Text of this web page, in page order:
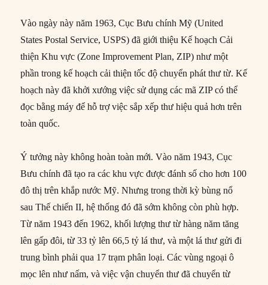
Vào ngày này năm 1963, Cục Bưu chính Mỹ (United
States Postal Service, USPS) đã giới thiệu Kế hoạch Cải
thiện Khu vực (Zone Improvement Plan, ZIP) như một
phần trong kế hoạch cải thiện tốc độ chuyển phát thư từ. Kế
hoạch này đã khởi xướng việc sử dụng các mã ZIP có thể
đọc bằng máy để hỗ trợ việc sắp xếp thư hiệu quả hơn trên
toàn quốc.
Ý tưởng này không hoàn toàn mới. Vào năm 1943, Cục
Bưu chính đã tạo ra các khu vực được đánh số cho hơn 100
đô thị trên khắp nước Mỹ. Nhưng trong thời kỳ bùng nổ
sau Thế chiến II, hệ thống đó đã sớm không còn phù hợp.
Từ năm 1943 đến 1962, khối lượng thư từ hàng năm tăng
lên gấp đôi, từ 33 tỷ lên 66,5 tỷ lá thư, và một lá thư gửi đi
trung bình phải qua 17 trạm phân loại. Các vùng ngoại ô
mọc lên như nấm, và việc vận chuyển thư đã chuyển từ